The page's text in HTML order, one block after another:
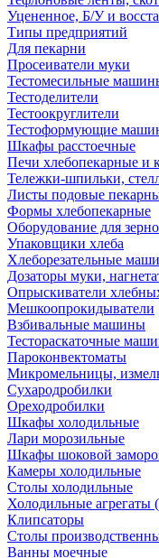
Уцененное, Б/У и
Типы предприятий
Для пекарни
Просеиватели муки
Тестомесильные
Тестоделители
Тестоокруглители
Тестоформующие
Шкафы расстоечные
Печи хлебопекарные и
Тележки-шпильки,
Листы подовые
Формы хлебопекарные
Оборудование для
Упаковщики хлеба
Хлеборезательные
Дозаторы муки,
Опрыскиватели
Мешкоопрокидыватели
Взбивальные машины
Тестораскаточные
Пароконвектоматы
Микромельницы,
Сухародробилки
Ореходробилки
Шкафы холодильные
Лари морозильные
Шкафы шоковой
Камеры холодильные
Столы холодильные
Холодильные агрегаты
Клипсаторы
Столы
Ванны моечные